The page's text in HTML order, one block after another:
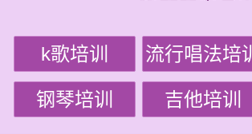
k歌培训 流行唱法培训
钢琴培训 吉他培训